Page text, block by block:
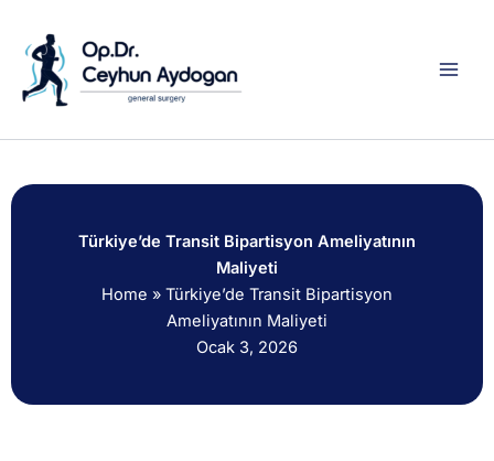
Türkiye’de Transit Bipartisyon Ameliyatının
Maliyeti
Home » Türkiye’de Transit Bipartisyon
Ameliyatının Maliyeti
Ocak 3, 2026